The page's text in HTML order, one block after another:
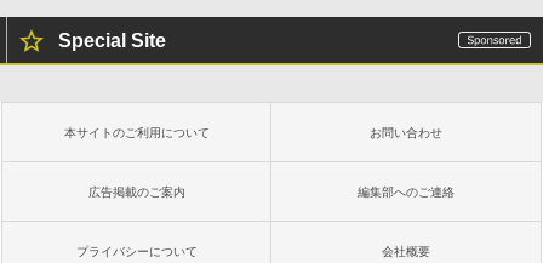
Special Site
本サイトのご利用について お問い合わせ
広告掲載のご案内 編集部へのご連絡
プライバシーについて 会社概要